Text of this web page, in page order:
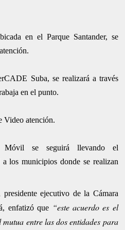
en el Parque Santander, se
Suba, se realizará a través
en el punto.
Video atención.
se seguirá llevando el
los municipios donde se realizan
ejecutivo de la Cámara
enfatizó que “este acuerdo es el
entre las dos entidades para